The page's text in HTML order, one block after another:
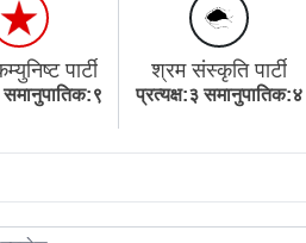
पार्टी
समानुपातिक:९
श्रम संस्कृति पार्टी
प्रत्यक्ष:३ समानुपातिक:४